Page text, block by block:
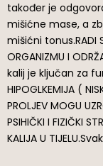
također je
mišićne mase, a
mišićni tonus.RADI
ORGANIZMU I
kalij je ključan za
HIPOGLKEMIJA (
PROLJEV MOGU
PSIHIČKI I FIZIČKI
KALIJA U